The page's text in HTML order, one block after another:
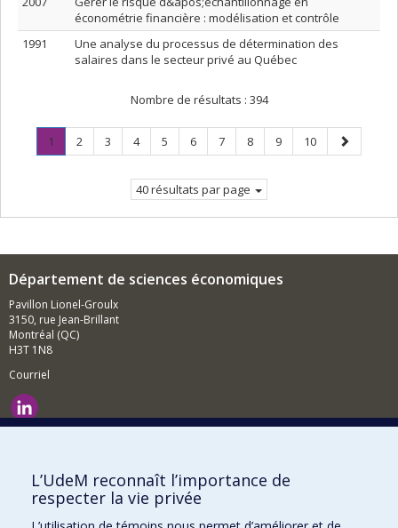
économétrie financière : modélisation et contrôle
1991
Une analyse du processus de détermination des
salaires dans le secteur privé au Québec
Nombre de résultats : 394
Page
1
Page
Page
2 Page
3 Page
4 Page
5 Page
6 Page
7 Page
8 Page
9 Page
10
Page
suivante
40 résultats par page
Département de sciences économiques
Pavillon Lionel-Groulx
3150, rue Jean-Brillant
Montréal (QC)
H3T 1N8
Courriel
Comment soutenir le Département?
BESOIN D'AIDE?
L’UdeM reconnaît l’importance de
respecter la vie privée